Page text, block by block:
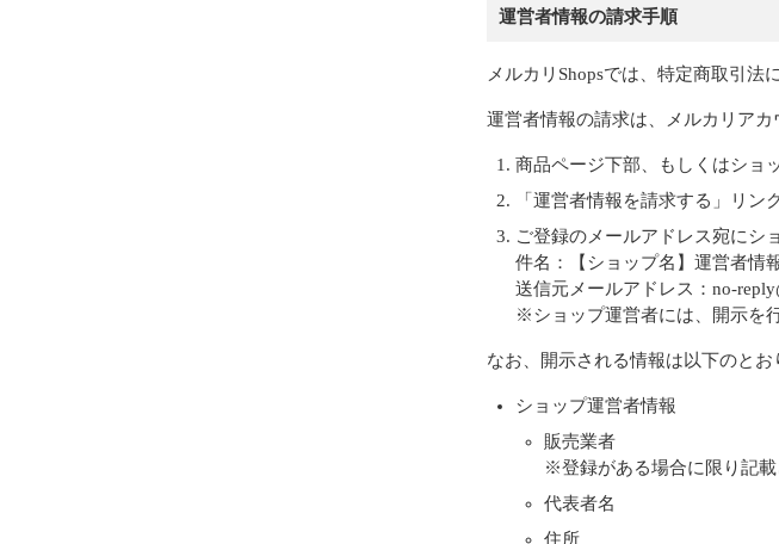
運営者情報の請求手順
メルカリShopsでは、特定商取引法
運営者情報の請求は、メルカリアカ
商品ページ下部、もしくはショ
「運営者情報を請求する」リン
ご登録のメールアドレス宛にシ
件名：【ショップ名】運営者情
送信元メールアドレス：no-
※ショップ運営者には、開示を
なお、開示される情報は以下のとお
ショップ運営者情報
販売業者
※登録がある場合に限り記載
代表者名
住所